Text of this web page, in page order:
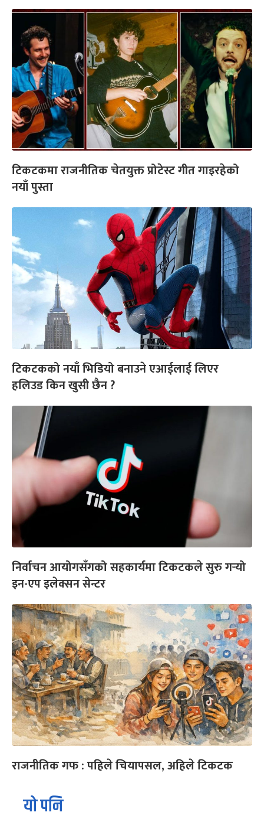
टिकटकमा राजनीतिक चेतयुक्त प्रोटेस्ट गीत गाइरहेको
नयाँ पुस्ता
टिकटकको नयाँ भिडियो बनाउने एआईलाई लिएर
हलिउड किन खुसी छैन ?
निर्वाचन आयोगसँगको सहकार्यमा टिकटकले सुरु गर्‍यो
इन-एप इलेक्सन सेन्टर
राजनीतिक गफ : पहिले चियापसल, अहिले टिकटक
यो पनि